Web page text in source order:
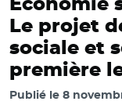
Economie
Le projet
sociale et
première
Publié le 8